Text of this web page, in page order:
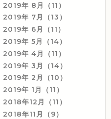
2019年 8月（11）
2019年 7月（13）
2019年 6月（11）
2019年 5月（14）
2019年 4月（11）
2019年 3月（14）
2019年 2月（10）
2019年 1月（11）
2018年12月（11）
2018年11月（9）